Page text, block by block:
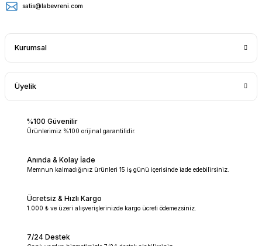
satis@labevreni.com
Kurumsal
Üyelik
%100 Güvenilir
Ürünlerimiz %100 orijinal garantilidir.
Anında & Kolay İade
Memnun kalmadığınız ürünleri 15 iş günü içerisinde iade edebilirsiniz.
Ücretsiz & Hızlı Kargo
1.000 ₺ ve üzeri alışverişlerinizde kargo ücreti ödemezsiniz.
7/24 Destek